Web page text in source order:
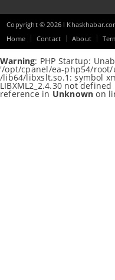
Copyright © 2026 I
Home
Contact About
Warning: PHP Startup:
'/opt/cpanel/ea-php54/
/lib64/libxslt.so.1: symbol
LIBXML2_2.4.30 not
reference in Unknown on